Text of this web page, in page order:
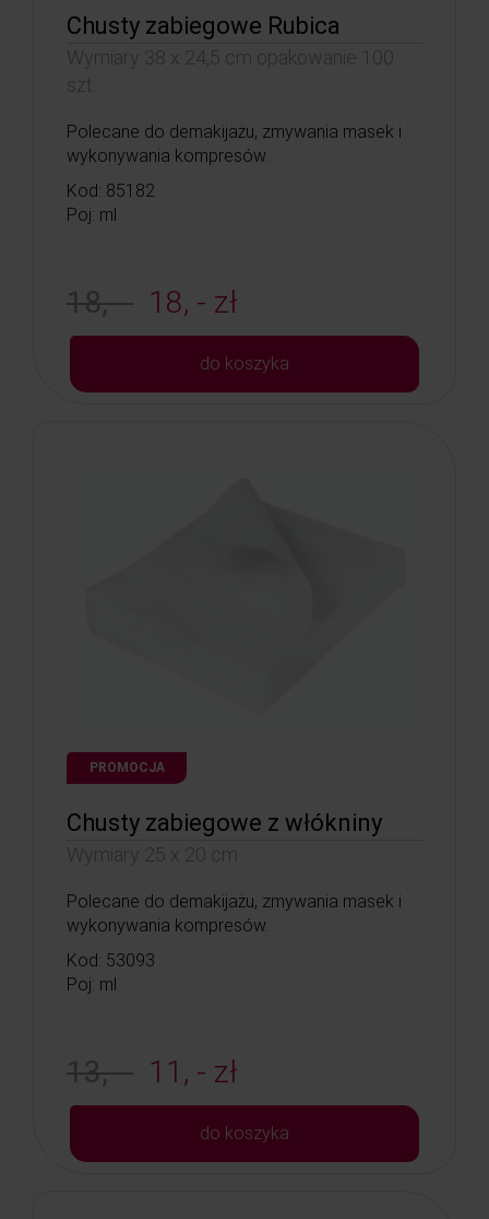
Chusty zabiegowe Rubica
Wymiary 38 x 24,5 cm opakowanie 100
szt.
Polecane do demakijażu, zmywania masek i
wykonywania kompresów.
Kod: 85182
Poj: ml
18, - 18, - zł
do koszyka
PROMOCJA
Chusty zabiegowe z włókniny
Wymiary 25 x 20 cm
Polecane do demakijażu, zmywania masek i
wykonywania kompresów.
Kod: 53093
Poj: ml
13, - 11, - zł
do koszyka